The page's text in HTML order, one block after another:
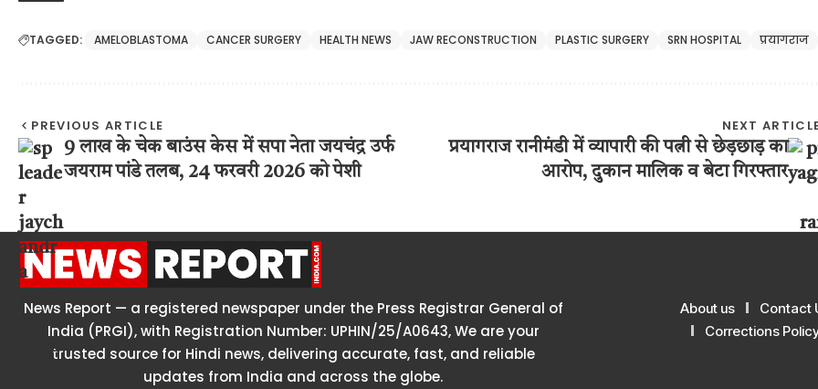
TAGGED: AMELOBLASTOMA CANCER SURGERY HEALTH NEWS JAW RECONSTRUCTION PLASTIC SURGERY SRN HOSPITAL प्रयागराज
PREVIOUS ARTICLE
9 लाख के चेक बाउंस केस में सपा नेता जयचंद्र उर्फ
जयराम पांडे तलब, 24 फरवरी 2026 को पेशी
NEXT
प्रयागराज रानीमंडी में व्यापारी की पत्नी से छेड़छाड़ का
आरोप, दुकान मालिक व बेटा गिरफ्तार
News Report — a registered newspaper under the Press Registrar General of
India (PRGI), with Registration Number: UPHIN/25/A0643, We are your
trusted source for Hindi news, delivering accurate, fast, and reliable
updates from India and across the globe.
About us Contact
Corrections